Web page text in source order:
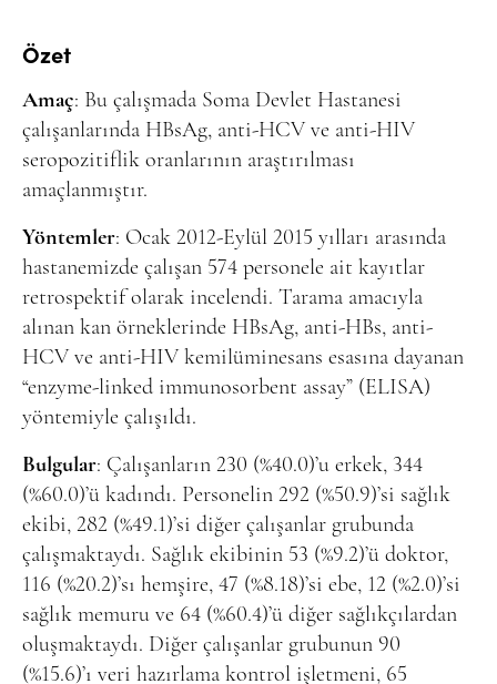
Dizinler
Telif Hakları
İletişim
FACEBOOK TWITTER YOUTUBE
Özet
Amaç: Bu çalışmada Soma Devlet Hastanesi
çalışanlarında HBsAg, anti-HCV ve anti-HIV
seropozitiflik oranlarının araştırılması
amaçlanmıştır.
Yöntemler: Ocak 2012-Eylül 2015 yılları arasında
hastanemizde çalışan 574 personele ait kayıtlar
retrospektif olarak incelendi. Tarama amacıyla
alınan kan örneklerinde HBsAg, anti-HBs, anti-
HCV ve anti-HIV kemilüminesans esasına dayanan
“enzyme-linked immunosorbent assay” (ELISA)
yöntemiyle çalışıldı.
Bulgular: Çalışanların 230 (%40.0)’u erkek, 344
(%60.0)’ü kadındı. Personelin 292 (%50.9)’si sağlık
ekibi, 282 (%49.1)’si diğer çalışanlar grubunda
çalışmaktaydı. Sağlık ekibinin 53 (%9.2)’ü doktor,
116 (%20.2)’sı hemşire, 47 (%8.18)’si ebe, 12 (%2.0)’si
sağlık memuru ve 64 (%60.4)’ü diğer sağlıkçılardan
oluşmaktaydı. Diğer çalışanlar grubunun 90
(%15.6)’ı veri hazırlama kontrol işletmeni, 65